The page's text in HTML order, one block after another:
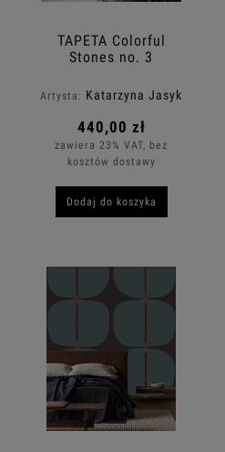
TAPETA Colorful
Stones no. 3
Artysta: Katarzyna Jasyk
440,00 zł
zawiera 23% VAT, bez
kosztów dostawy
Dodaj do koszyka